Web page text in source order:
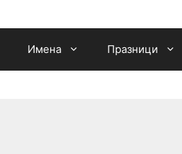
Имена Празници